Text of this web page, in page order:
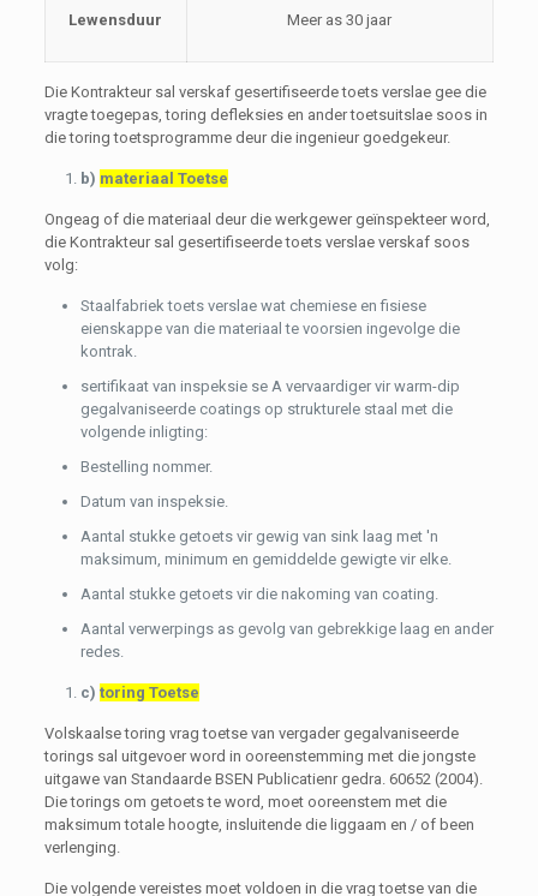
Lewensduur Meer as 30 jaar
Die Kontrakteur sal verskaf gesertifiseerde toets verslae gee die
vragte toegepas, toring defleksies en ander toetsuitslae soos in
die toring toetsprogramme deur die ingenieur goedgekeur.
b) materiaal Toetse
Ongeag of die materiaal deur die werkgewer geïnspekteer word,
die Kontrakteur sal gesertifiseerde toets verslae verskaf soos
volg:
Staalfabriek toets verslae wat chemiese en fisiese
eienskappe van die materiaal te voorsien ingevolge die
kontrak.
sertifikaat van inspeksie se A vervaardiger vir warm-dip
gegalvaniseerde coatings op strukturele staal met die
volgende inligting:
Bestelling nommer.
Datum van inspeksie.
Aantal stukke getoets vir gewig van sink laag met 'n
maksimum, minimum en gemiddelde gewigte vir elke.
Aantal stukke getoets vir die nakoming van coating.
Aantal verwerpings as gevolg van gebrekkige laag en ander
redes.
c) toring Toetse
Volskaalse toring vrag toetse van vergader gegalvaniseerde
torings sal uitgevoer word in ooreenstemming met die jongste
uitgawe van Standaarde BSEN Publicatienr gedra. 60652 (2004).
Die torings om getoets te word, moet ooreenstem met die
maksimum totale hoogte, insluitende die liggaam en / of been
verlenging.
Die volgende vereistes moet voldoen in die vrag toetse van die